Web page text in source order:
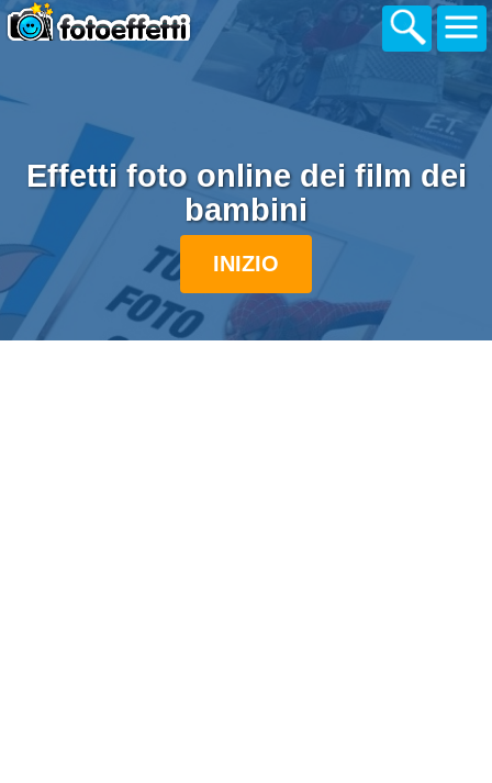
Effetti foto online dei film dei
bambini
INIZIO